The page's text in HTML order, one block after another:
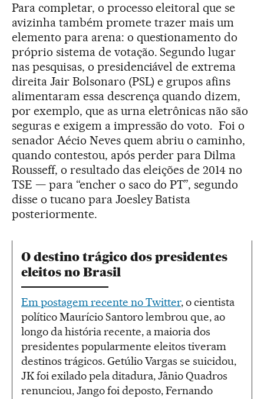
Para completar, o processo eleitoral que se
avizinha também promete trazer mais um
elemento para arena: o questionamento do
próprio sistema de votação. Segundo lugar
nas pesquisas, o presidenciável de extrema
direita Jair Bolsonaro (PSL) e grupos afins
alimentaram essa descrença quando dizem,
por exemplo, que as urna eletrônicas não são
seguras e exigem a impressão do voto. Foi o
senador Aécio Neves quem abriu o caminho,
quando contestou, após perder para Dilma
Rousseff, o resultado das eleições de 2014 no
TSE — para “encher o saco do PT”, segundo
disse o tucano para Joesley Batista
posteriormente.
O destino trágico dos presidentes
eleitos no Brasil
Em postagem recente no Twitter, o cientista
político Maurício Santoro lembrou que, ao
longo da história recente, a maioria dos
presidentes popularmente eleitos tiveram
destinos trágicos. Getúlio Vargas se suicidou,
JK foi exilado pela ditadura, Jânio Quadros
renunciou, Jango foi deposto, Fernando